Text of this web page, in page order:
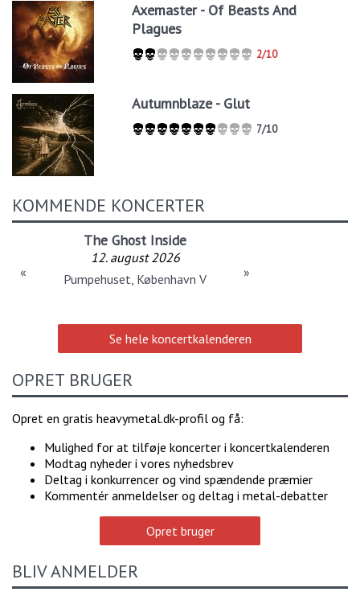
Axemaster - Of Beasts And
Plagues
2/10
Autumnblaze - Glut
7/10
KOMMENDE KONCERTER
The Ghost Inside
12. august 2026
Pumpehuset, København V
« »
Se hele koncertkalenderen
OPRET BRUGER
Opret en gratis heavymetal.dk-profil og få:
Mulighed for at tilføje koncerter i koncertkalenderen
Modtag nyheder i vores nyhedsbrev
Deltag i konkurrencer og vind spændende præmier
Kommentér anmeldelser og deltag i metal-debatter
Opret bruger
BLIV ANMELDER